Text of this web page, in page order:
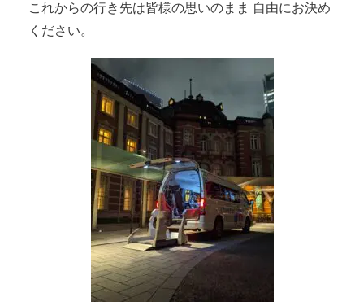
これからの行き先は皆様の思いのまま 自由にお決め
ください。